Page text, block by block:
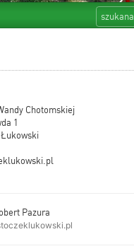
Chotomskiej
1
Pazura